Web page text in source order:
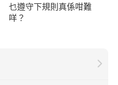
乜遵守下規則真係咁難
咩？